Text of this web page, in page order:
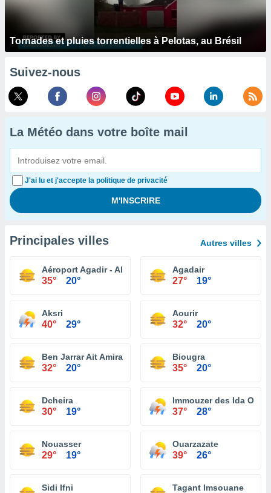
Tornades et pluies torrentielles à Pelotas, au Brésil
Suivez-nous
La Météo dans votre boîte mail
J'ai lu et j'accepte la politique de privacité
Principales villes Autres villes
Aéroport Agadir - Al Massira
35° 20°
Agadair
27° 19°
Aksri
40° 29°
Aourir
32° 20°
Ben Jarrar Ait Amira
32° 20°
Biougra
35° 20°
Dcheira
30° 19°
Immouzer des Ida Ou
37° 28°
Nouasser
29° 19°
Ouarzazate
39° 26°
Sidi Ifni Tagant Imsouane